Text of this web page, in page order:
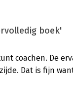
boek'
coachen. De
Dat is fijn